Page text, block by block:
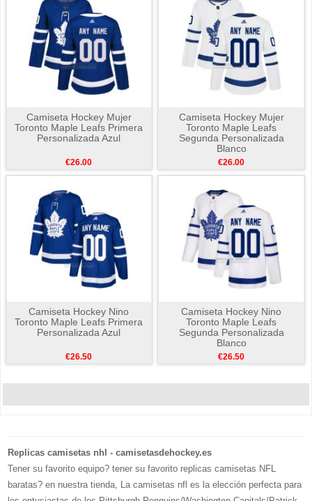
Camiseta Hockey Mujer
Toronto Maple Leafs Primera
Personalizada Azul
€26.00
Camiseta Hockey Mujer
Toronto Maple Leafs
Segunda Personalizada
Blanco
€26.00
Camiseta Hockey Nino
Toronto Maple Leafs Primera
Personalizada Azul
€26.50
Camiseta Hockey Nino
Toronto Maple Leafs
Segunda Personalizada
Blanco
€26.50
Replicas camisetas nhl - camisetasdehockey.es
Tener su favorito equipo? tener su favorito replicas camisetas NFL
baratas? en nuestra tienda, La camisetas nfl es la elección perfecta para